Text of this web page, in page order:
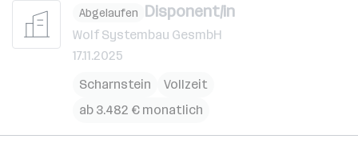
Abgelaufen Disponent/in
Wolf Systembau GesmbH
17.11.2025
Scharnstein
Vollzeit
ab 3.482 € monatlich